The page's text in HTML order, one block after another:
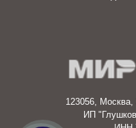
123056, Москва,
ИП